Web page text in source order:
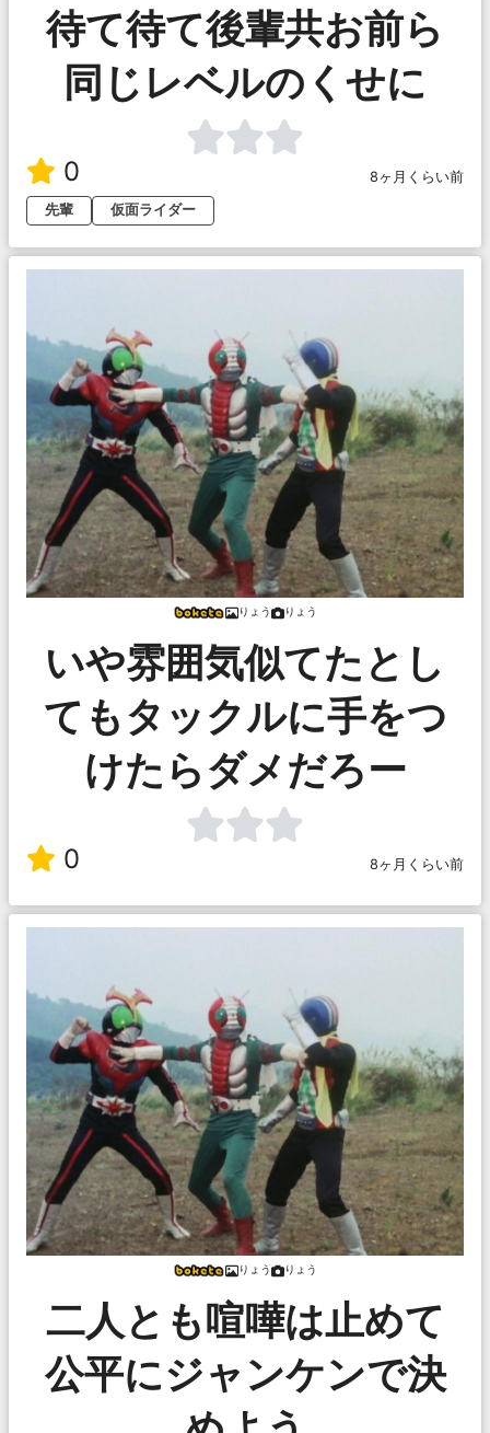
待て待て後輩共お前ら
同じレベルのくせに
0
8ヶ月くらい前
先輩
仮面ライダー
りょう りょう
いや雰囲気似てたとし
てもタックルに手をつ
けたらダメだろー
0 8ヶ月くらい前
りょう りょう
二人とも喧嘩は止めて
公平にジャンケンで決